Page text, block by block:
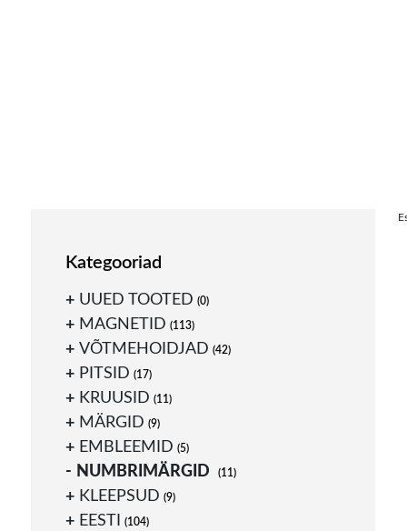
Kategooriad
UUED TOOTED (0)
MAGNETID (113)
VÕTMEHOIDJAD (42)
PITSID (17)
KRUUSID (11)
MÄRGID (9)
EMBLEEMID (5)
NUMBRIMÄRGID (11)
KLEEPSUD (9)
EESTI (104)